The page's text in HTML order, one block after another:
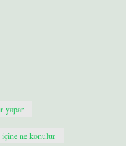
yapar
ne konulur